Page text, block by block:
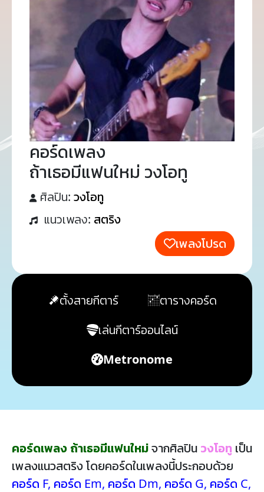
คอร์ดเพลง
ถ้าเธอมีแฟนใหม่ วงโอทู
ศิลปิน: วงโอทู
แนวเพลง: สตริง
เพลงโปรด
ตั้งสายกีตาร์
ตารางคอร์ด
เล่นกีตาร์ออนไลน์
Metronome
คอร์ดเพลง ถ้าเธอมีแฟนใหม่จากศิลปิน วงโอทู เป็น
เพลงแนวสตริง โดยคอร์ดในเพลงนี้ประกอบด้วย
คอร์ด F, คอร์ด Em, คอร์ด Dm, คอร์ด G, คอร์ด C,